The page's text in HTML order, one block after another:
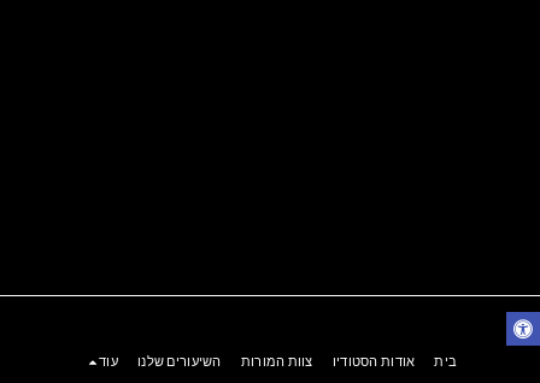
בית אודות הסטודיו צוות המורות השיעורים שלנו עוד